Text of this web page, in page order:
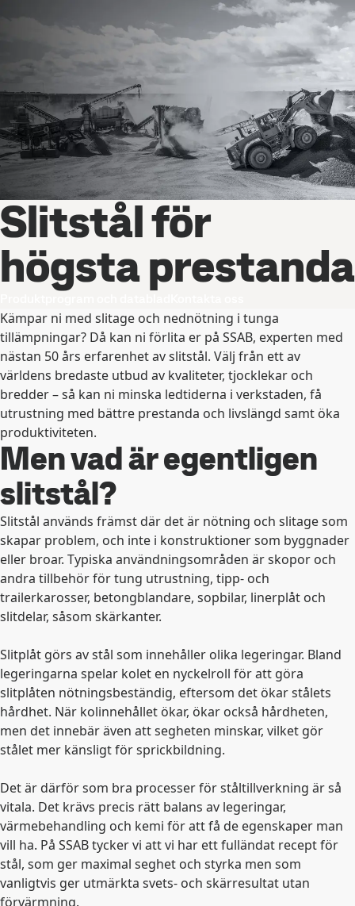
Slitstål för
högsta prestanda
Kämpar ni med slitage och nednötning i tunga
tillämpningar? Då kan ni förlita er på SSAB, experten med
nästan 50 års erfarenhet av slitstål. Välj från ett av
världens bredaste utbud av kvaliteter, tjocklekar och
bredder – så kan ni minska ledtiderna i verkstaden, få
utrustning med bättre prestanda och livslängd samt öka
produktiviteten.
Men vad är egentligen
slitstål?
Slitstål används främst där det är nötning och slitage som
skapar problem, och inte i konstruktioner som byggnader
eller broar. Typiska användningsområden är skopor och
andra tillbehör för tung utrustning, tipp- och
trailerkarosser, betongblandare, sopbilar, linerplåt och
slitdelar, såsom skärkanter.
Slitplåt görs av stål som innehåller olika legeringar. Bland
legeringarna spelar kolet en nyckelroll för att göra
slitplåten nötningsbeständig, eftersom det ökar stålets
hårdhet. När kolinnehållet ökar, ökar också hårdheten,
men det innebär även att segheten minskar, vilket gör
stålet mer känsligt för sprickbildning.
Det är därför som bra processer för ståltillverkning är så
vitala. Det krävs precis rätt balans av legeringar,
värmebehandling och kemi för att få de egenskaper man
vill ha. På SSAB tycker vi att vi har ett fulländat recept för
stål, som ger maximal seghet och styrka men som
vanligtvis ger utmärkta svets- och skärresultat utan
förvärmning.